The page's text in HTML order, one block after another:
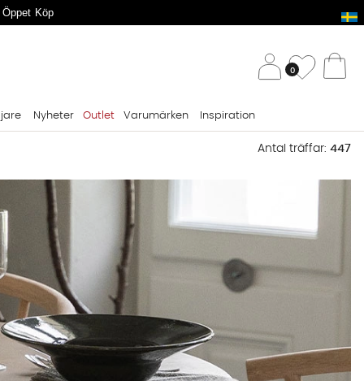
Köp
0
Nyheter Outlet Varumärken Inspiration
Antal träffar: 447